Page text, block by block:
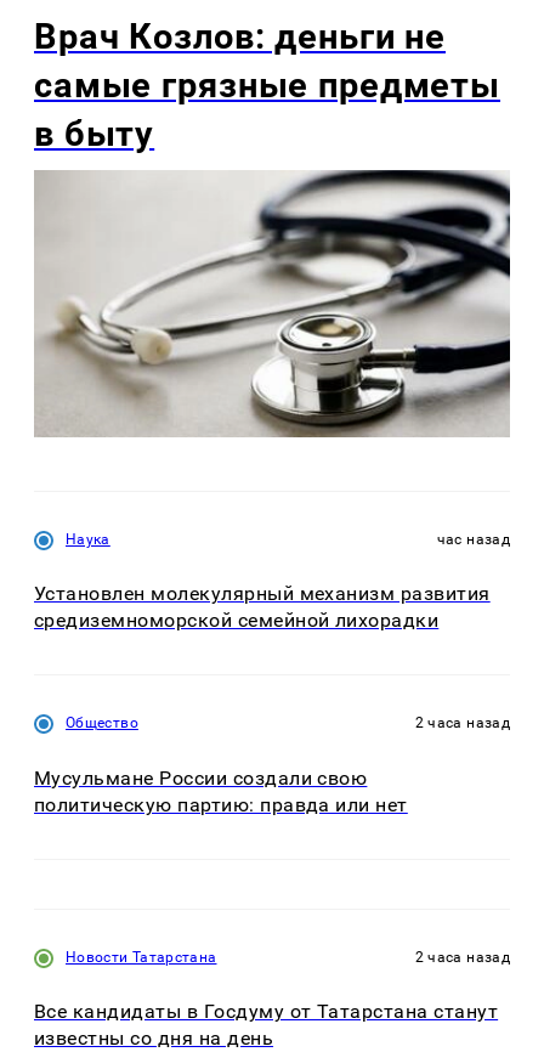
Врач Козлов: деньги не
самые грязные предметы
в быту
Наука час назад
Установлен молекулярный механизм развития
средиземноморской семейной лихорадки
Общество 2 часа назад
Мусульмане России создали свою
политическую партию: правда или нет
Новости Татарстана 2 часа назад
Все кандидаты в Госдуму от Татарстана станут
известны со дня на день